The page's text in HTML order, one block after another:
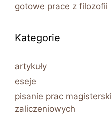
gotowe prace z filozofii
Kategorie
artykuły
eseje
pisanie prac
zaliczeniowych